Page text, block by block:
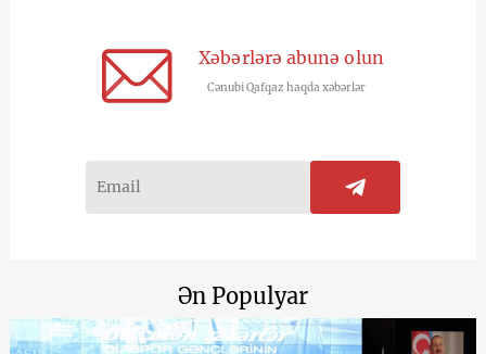
Xəbərlərə abunə olun
Cənubi Qafqaz haqda xəbərlər
Ən Populyar